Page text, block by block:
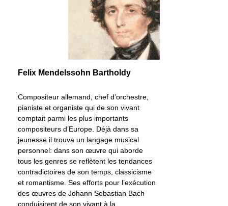
Felix Mendelssohn Bartholdy
Compositeur allemand, chef d’orchestre,
pianiste et organiste qui de son vivant
comptait parmi les plus importants
compositeurs d’Europe. Déjà dans sa
jeunesse il trouva un langage musical
personnel: dans son œuvre qui aborde
tous les genres se reflètent les tendances
contradictoires de son temps, classicisme
et romantisme. Ses efforts pour l’exécution
des œuvres de Johann Sebastian Bach
conduisirent de son vivant à la